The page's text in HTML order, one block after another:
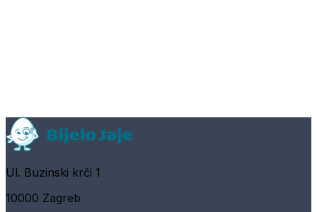
Ul. Buzinski krči 1
10000 Zagreb